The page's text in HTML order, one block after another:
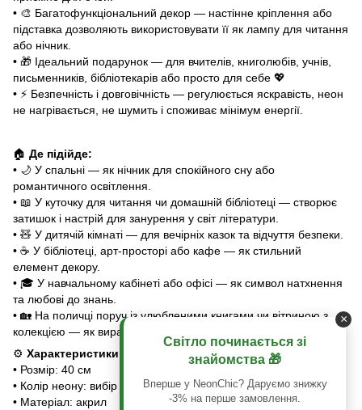
• 🎨 Багатофункціональний декор — настінне кріплення або
підставка дозволяють використовувати її як лампу для читання
або нічник.
• 🎁 Ідеальний подарунок — для вчителів, книголюбів, учнів,
письменників, бібліотекарів або просто для себе 💖
• ⚡ Безпечність і довговічність — регулюється яскравість, неон
не нагрівається, не шумить і споживає мінімум енергії.
🏠 Де підійде:
• 🌙 У спальні — як нічник для спокійного сну або
романтичного освітлення.
• 📖 У куточку для читання чи домашній бібліотеці — створює
затишок і настрій для занурення у світ літератури.
• 🧸 У дитячій кімнаті — для вечірніх казок та відчуття безпеки.
• ☕ У бібліотеці, арт-просторі або кафе — як стильний
елемент декору.
• 🎓 У навчальному кабінеті або офісі — як символ натхнення
та любові до знань.
• 🏡 На поличці поруч із улюбленими книгами чи вітриною з
колекцією — як виразний акцент інтер’єру.
⚙️ Характеристики:
• Розмір: 40 см
• Колір неону: вибір із палітри🎨
• Матеріал: акрил
×
Світло починається зі
знайомства 🎁
Вперше у NeonChic? Даруємо знижку
-3% на перше замовлення.